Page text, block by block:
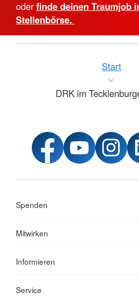
oderfinde deinen Traumjob
Stellenbörse.
Start
DRK im
Spenden
Mitwirken
Informieren
Service